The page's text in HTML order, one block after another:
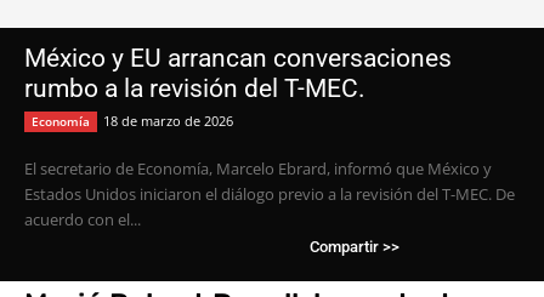
México y EU arrancan conversaciones
rumbo a la revisión del T-MEC.
Economía 18 de marzo de 2026
El secretario de Economía, Marcelo Ebrard, informó que México y
Estados Unidos iniciaron el diálogo previo a la revisión del T-MEC. De
acuerdo con el...
Compartir >>